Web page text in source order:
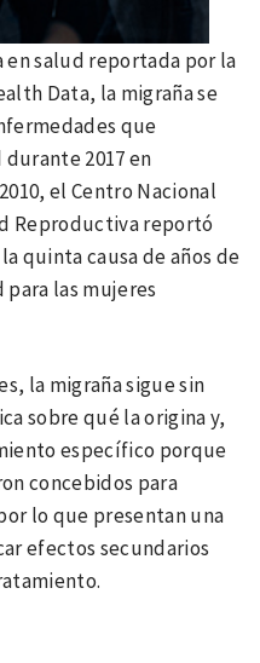
en salud reportada por la
Data, la migraña se
que
2017 en
el Centro Nacional
Reproductiva reportó
quinta causa de años de
para las mujeres
la migraña sigue sin
sobre qué la origina y,
específico porque
concebidos para
lo que presentan una
efectos secundarios